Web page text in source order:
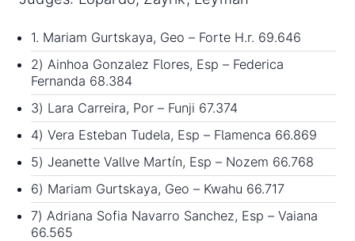
1. Mariam Gurtskaya, Geo – Forte H.r. 69.646
2) Ainhoa Gonzalez Flores, Esp – Federica
Fernanda 68.384
3) Lara Carreira, Por – Funji 67.374
4) Vera Esteban Tudela, Esp – Flamenca 66.869
5) Jeanette Vallve Martín, Esp – Nozem 66.768
6) Mariam Gurtskaya, Geo – Kwahu 66.717
7) Adriana Sofia Navarro Sanchez, Esp – Vaiana
66.565